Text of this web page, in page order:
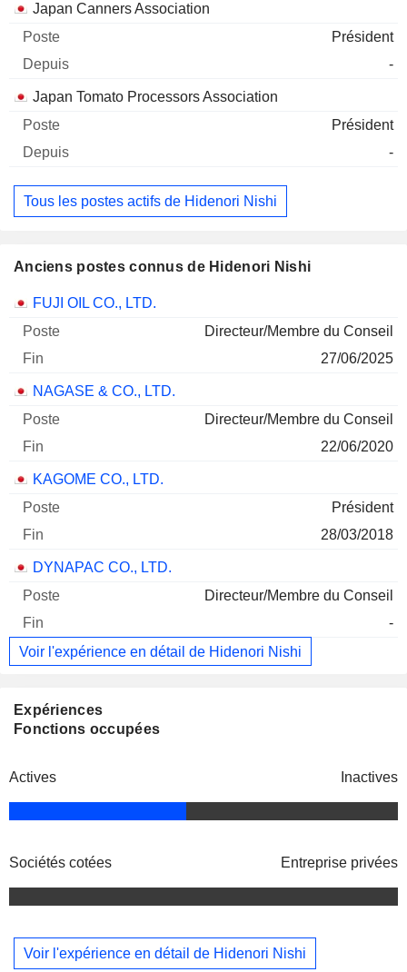
Japan Canners Association
Président
-
Japan Tomato Processors Association
Président
-
Tous les postes actifs de Hidenori Nishi
Anciens postes connus de Hidenori Nishi
Sociétés Poste Fin
FUJI OIL CO., LTD.
Directeur/Membre du Conseil
27/06/2025
NAGASE & CO., LTD.
Directeur/Membre du Conseil
22/06/2020
KAGOME CO., LTD.
Président
28/03/2018
DYNAPAC CO., LTD.
Directeur/Membre du Conseil
-
Voir l'expérience en détail de Hidenori Nishi
Expériences
Fonctions occupées
Actives Inactives
Sociétés cotées Entreprise privées
Voir l'expérience en détail de Hidenori Nishi